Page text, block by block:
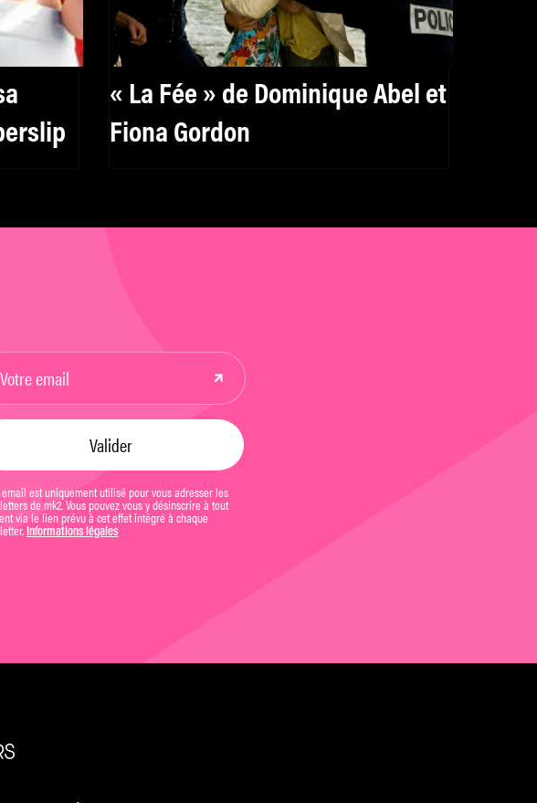
« La Fée » de Dominique Abel et
Fiona Gordon
email est uniquement utilisé pour vous adresser les
de mk2. Vous pouvez vous y désinscrire à tout
via le lien prévu à cet effet intégré à chaque
Informations légales